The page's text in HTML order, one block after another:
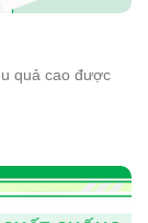
quả cao được